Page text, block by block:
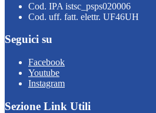
Cod. IPA istsc_psps020006
Cod. uff. fatt. elettr. UF46UH
Seguici su
Facebook
Youtube
Instagram
Sezione Link Utili